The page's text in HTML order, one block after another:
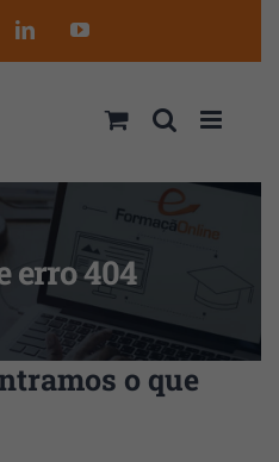
LinkedInYouTube
erro 404
o que